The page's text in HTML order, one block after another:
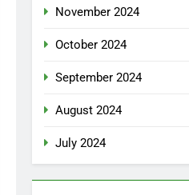
November 2024
October 2024
September 2024
August 2024
July 2024